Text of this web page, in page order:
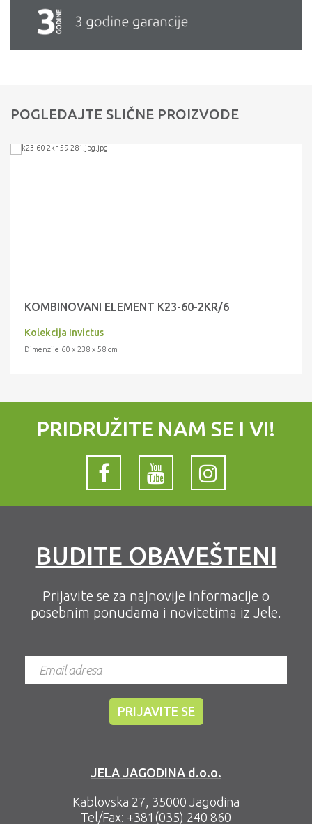
POGLEDAJTE SLIČNE PROIZVODE
KOMBINOVANI ELEMENT K23-60-2KR/6
Kolekcija Invictus
Dimenzije 60 x 238 x 58 cm
PRIDRUŽITE NAM SE I VI!
BUDITE OBAVEŠTENI
Prijavite se za najnovije informacije o
posebnim ponudama i novitetima iz Jele.
JELA JAGODINA d.o.o.
Kablovska 27, 35000 Jagodina
Tel/Fax: +381(035) 240 860